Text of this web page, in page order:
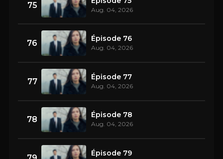
75 Aug. 04, 2026
76 Épisode 76
Aug. 04, 2026
77 Épisode 77
Aug. 04, 2026
78 Épisode 78
Aug. 04, 2026
Épisode 79